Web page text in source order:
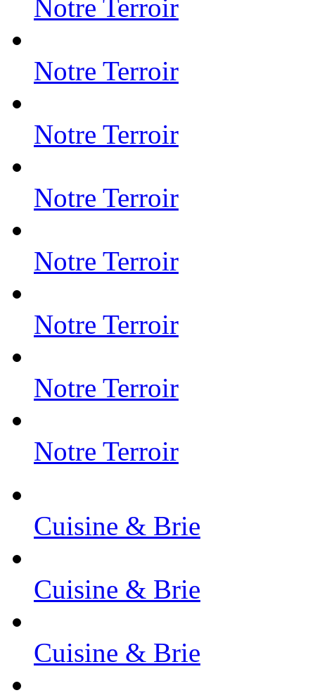
Notre Terroir
Notre Terroir
Notre Terroir
Notre Terroir
Notre Terroir
Notre Terroir
Notre Terroir
Notre Terroir
Cuisine & Brie
Cuisine & Brie
Cuisine & Brie